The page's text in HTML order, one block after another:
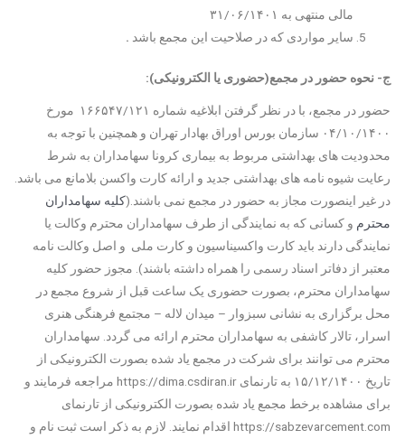
مالی منتهی به ۳۱/۰۶/۱۴۰۱
سایر مواردی که در صلاحیت این مجمع باشد .
ج- نحوه حضور در مجمع(حضوری یا الکترونیکی):
حضور در مجمع، با در نظر گرفتن ابلاغیه شماره ۱۶۶۵۴۷/۱۲۱ مورخ
۰۴/۱۰/۱۴۰۰ سازمان بورس اوراق بهادار تهران و همچنین با توجه به
محدودیت های بهداشتی مربوط به بیماری کرونا سهامداران به شرط
رعایت شیوه نامه های بهداشتی جدید و ارائه کارت واکسن بلامانع می باشد.
در غیر اینصورت مجاز به حضور در مجمع نمی باشند.(کلیه سهامداران
محترم و کسانی که به نمایندگی از طرف سهامداران محترم وکالت یا
نمایندگی دارند باید کارت واکسیناسیون و کارت ملی و اصل وکالت نامه
معتبر از دفاتر اسناد رسمی را همراه داشته باشند). مجوز حضور کلیه
سهامداران محترم، بصورت حضوری یک ساعت قبل از شروع مجمع در
محل برگزاری به نشانی سبزوار – میدان لاله – مجتمع فرهنگی هنری
اسرار، تالار کاشفی به سهامداران محترم ارائه می گردد. سهامداران
محترم می توانند برای شرکت در مجمع یاد شده بصورت الکترونیکی از
تاریخ ۱۵/۱۲/۱۴۰۰ به تارنمای https://dima.csdiran.ir مراجعه فرمایند و
برای مشاهده برخط مجمع یاد شده بصورت الکترونیکی از تارنمای
https://sabzevarcement.com اقدام نمایند. لازم به ذکر است ثبت نام و